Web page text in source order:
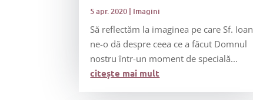
5 apr. 2020 | Imagini
Să reflectăm la imaginea pe care Sf. Ioan
ne-o dă despre ceea ce a făcut Domnul
nostru într-un moment de specială...
citește mai mult